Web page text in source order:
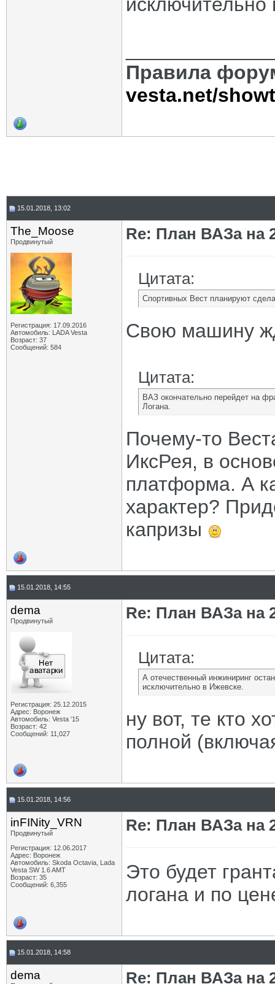
Правила
vesta.net/
15.01.2018, 13:02
The_Moose
Продвинутый
Регистрация: 17.09.2016
Автомобиль: LADA Vesta
Возраст: 37
Сообщений: 584
Re: План ВАЗа на
Цитата:
Спортивных Вест планируют
Свою машину
Цитата:
ВАЗ окончательно перейдет на
Логана.
Почему-то
ИксРея, в
платформа. А
характер?
капризы
15.01.2018, 14:55
dema
Продвинутый
Регистрация: 25.12.2015
Адрес: Воронеж
Автомобиль: Vesta '15
Возраст: 42
Сообщений: 11,027
Re: План ВАЗа на
Цитата:
А отечественный инжиниринг
исключительно в Ижевске.
ну вот, те кто
полной
15.01.2018, 14:56
inFINity_VRN
Продвинутый
Регистрация: 12.06.2017
Адрес: Воронеж
Автомобиль: Skoda Octavia, Lada
Vesta SW 1.6 AMT
Возраст: 35
Сообщений: 6,355
Re: План ВАЗа на
Это будет
логана и по
15.01.2018, 14:58
dema Re: План ВАЗа на